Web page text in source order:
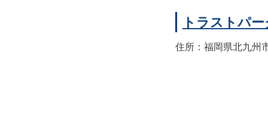
トラストパ
住所：福岡県北九州